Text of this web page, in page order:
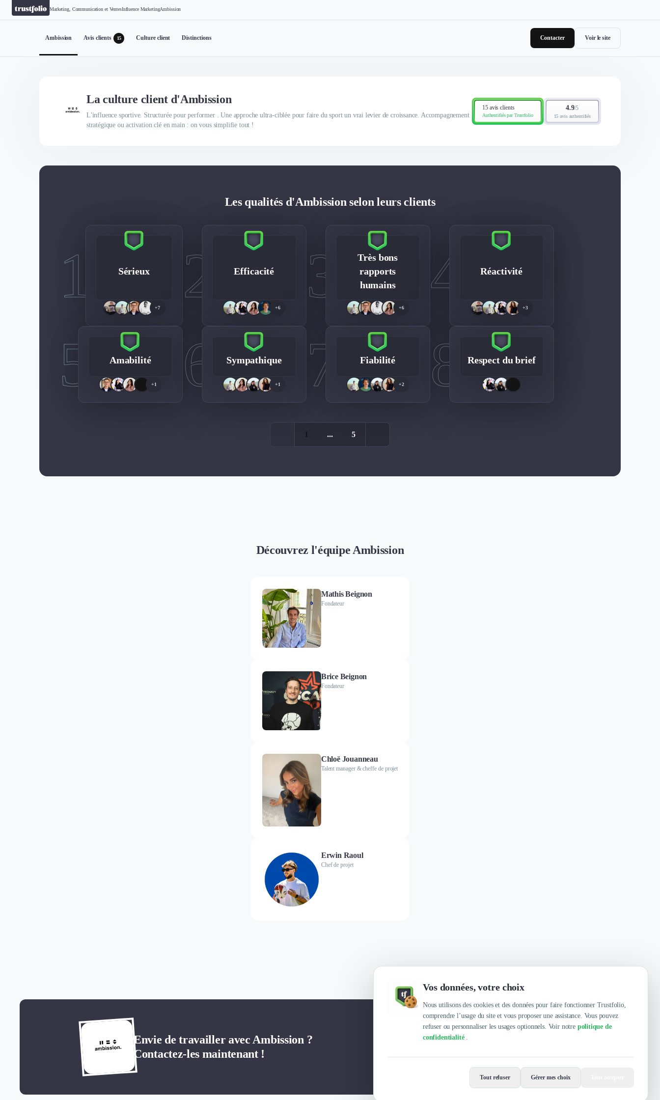
Vos données, votre choix
Nous utilisons des cookies et des données pour faire fonctionner Trustfolio,
comprendre l’usage du site et vous proposer une assistance. Vous pouvez
refuser ou personnaliser les usages optionnels. Voir notre politique de
confidentialité.
Tout refuser Gérer mes choix
Marketing, Communication et VentesInfluence MarketingAmbission
Contacter Voir le site
Ambission Avis clients 15 Culture client Distinctions
La culture client d'Ambission
L'influence sportive. Structurée pour performer . Une approche ultra-ciblée pour faire du sport un vrai levier de croissance. Accompagnement
stratégique ou activation clé en main : on vous simplifie tout !
15 avis clients
Authentifiés par Trustfolio
4.9/5
15 avis authentifiés
Les qualités d'Ambission selon leurs clients
1 Sérieux
+7 2 Efficacité
+6 3
Très bons
rapports
humains
+6 4 Réactivité
+3
5 Amabilité
+1 6 Sympathique
+1 7 Fiabilité
+2 8 Respect du brief
1 ... 5
Découvrez l'équipe Ambission
Mathis Beignon
Fondateur
Brice Beignon
Fondateur
Chloë Jouanneau
Talent manager & cheffe de projet
Erwin Raoul
Chef de projet
Envie de travailler avec Ambission ?
Contactez-les maintenant !